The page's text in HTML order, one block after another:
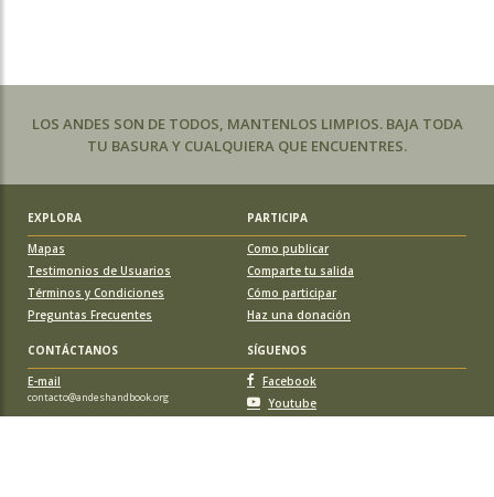
LOS ANDES SON DE TODOS, MANTENLOS LIMPIOS. BAJA TODA
TU BASURA Y CUALQUIERA QUE ENCUENTRES.
EXPLORA
PARTICIPA
Mapas
Testimonios de Usuarios
Términos y Condiciones
Preguntas Frecuentes
Como publicar
Comparte tu salida
Cómo participar
Haz una donación
CONTÁCTANOS
SÍGUENOS
E-mail
contacto@andeshandbook.org
Facebook
Youtube